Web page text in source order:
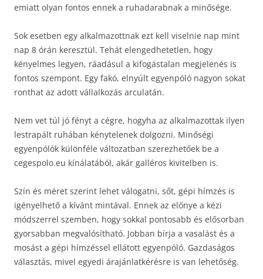
emiatt olyan fontos ennek a ruhadarabnak a minősége.
Sok esetben egy alkalmazottnak ezt kell viselnie nap mint
nap 8 órán keresztül. Tehát elengedhetetlen, hogy
kényelmes legyen, ráadásul a kifogástalan megjelenés is
fontos szempont. Egy fakó, elnyúlt egyenpóló nagyon sokat
ronthat az adott vállalkozás arculatán.
Nem vet túl jó fényt a cégre, hogyha az alkalmazottak ilyen
lestrapált ruhában kénytelenek dolgozni. Minőségi
egyenpólók különféle változatban szerezhetőek be a
cegespolo.eu kínálatából, akár galléros kivitelben is.
Szín és méret szerint lehet válogatni, sőt, gépi hímzés is
igényelhető a kívánt mintával. Ennek az előnye a kézi
módszerrel szemben, hogy sokkal pontosabb és elősorban
gyorsabban megvalósítható. Jobban bírja a vasalást és a
mosást a gépi hímzéssel ellátott egyenpóló. Gazdaságos
választás, mivel egyedi árajánlatkérésre is van lehetőség.